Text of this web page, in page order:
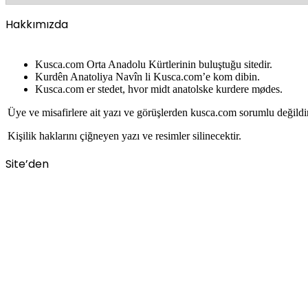
Hakkımızda
Kusca.com Orta Anadolu Kürtlerinin buluştuğu sitedir.
Kurdên Anatoliya Navîn li Kusca.com’e kom dibin.
Kusca.com er stedet, hvor midt anatolske kurdere mødes.
Üye ve misafirlere ait yazı ve görüşlerden kusca.com sorumlu
Kişilik haklarını çiğneyen yazı ve resimler silinecektir.
Site’den